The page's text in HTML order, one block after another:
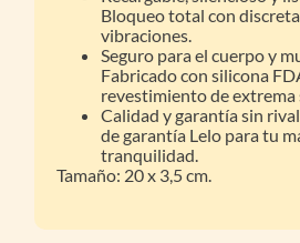
Bloqueo total con
vibraciones.
Seguro para el cuerpo y
Fabricado con silicona
revestimiento de extrema
Calidad y garantía sin
de garantía Lelo para tu
tranquilidad.
Tamaño: 20 x 3,5 cm.